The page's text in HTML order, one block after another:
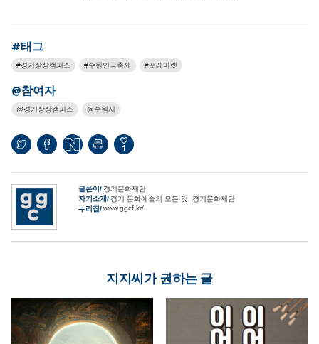
#태그
경기상상캠퍼스 수원연극축제 포레마켓
@참여자
경기상상캠퍼스 수원시
1
글쓴이
경기문화재단
자기소개
경기 문화예술의 모든 것, 경기문화재단
누리집 www.ggcf.kr/
지지씨가 권하는 글